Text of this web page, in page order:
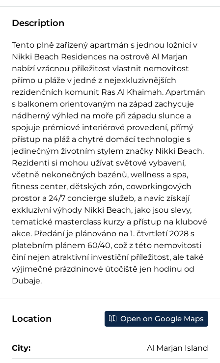
Description
Tento plně zařízený apartmán s jednou ložnicí v
Nikki Beach Residences na ostrově Al Marjan
nabízí vzácnou příležitost vlastnit nemovitost
přímo u pláže v jedné z nejexkluzivnějších
rezidenčních komunit Ras Al Khaimah. Apartmán
s balkonem orientovaným na západ zachycuje
nádherný výhled na moře při západu slunce a
spojuje prémiové interiérové provedení, přímý
přístup na pláž a chytré domácí technologie s
jedinečným životním stylem značky Nikki Beach.
Rezidenti si mohou užívat světové vybavení,
včetně nekonečných bazénů, wellness a spa,
fitness center, dětských zón, coworkingových
prostor a 24/7 concierge služeb, a navíc získají
exkluzivní výhody Nikki Beach, jako jsou slevy,
tematické masterclass kurzy a přístup na klubové
akce. Předání je plánováno na 1. čtvrtletí 2028 s
platebním plánem 60/40, což z této nemovitosti
činí nejen atraktivní investiční příležitost, ale také
výjimečné prázdninové útočiště jen hodinu od
Dubaje.
Location Open on Google Maps
City: Al Marjan Island